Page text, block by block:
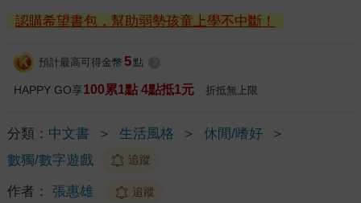
認購希望書包，幫助弱勢孩童上學不中斷！
預計最高可得金幣 5 點
HAPPY GO享100累1點 4點抵1元 折抵無上限
分類： 中文書 ＞ 生活風格 ＞ 休閒/嗜好
＞
數獨/數字遊戲
追蹤
作者： 張惠雄 追蹤